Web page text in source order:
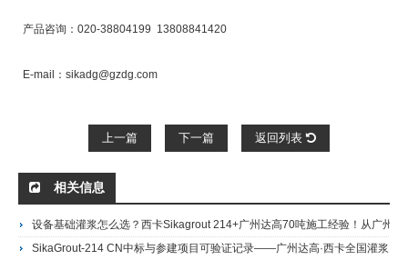
产品咨询：020-38804199 13808841420
E-mail：sikadg@gzdg.com
上一篇 下一篇 返回列表
相关信息